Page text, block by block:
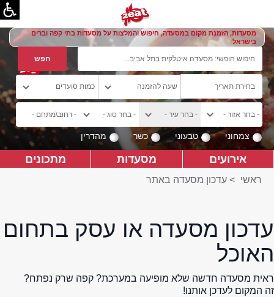
מסעדות, הזמנת מקום במסעדה, חיפוש והמלצות על מסעדות בתי קפה וברים
בישראל
צמחוני טבעוני כשר מהדרין
אירועים מסעדות מתכונים
ראשי > עדכון מסעדה באתר
עדכון מסעדה או עסק בתחום
האוכל
ראית מסעדה חדשה שלא מופיעה במערכת? קפה שרק נפתח?
זה המקום לעדכן אותנו!